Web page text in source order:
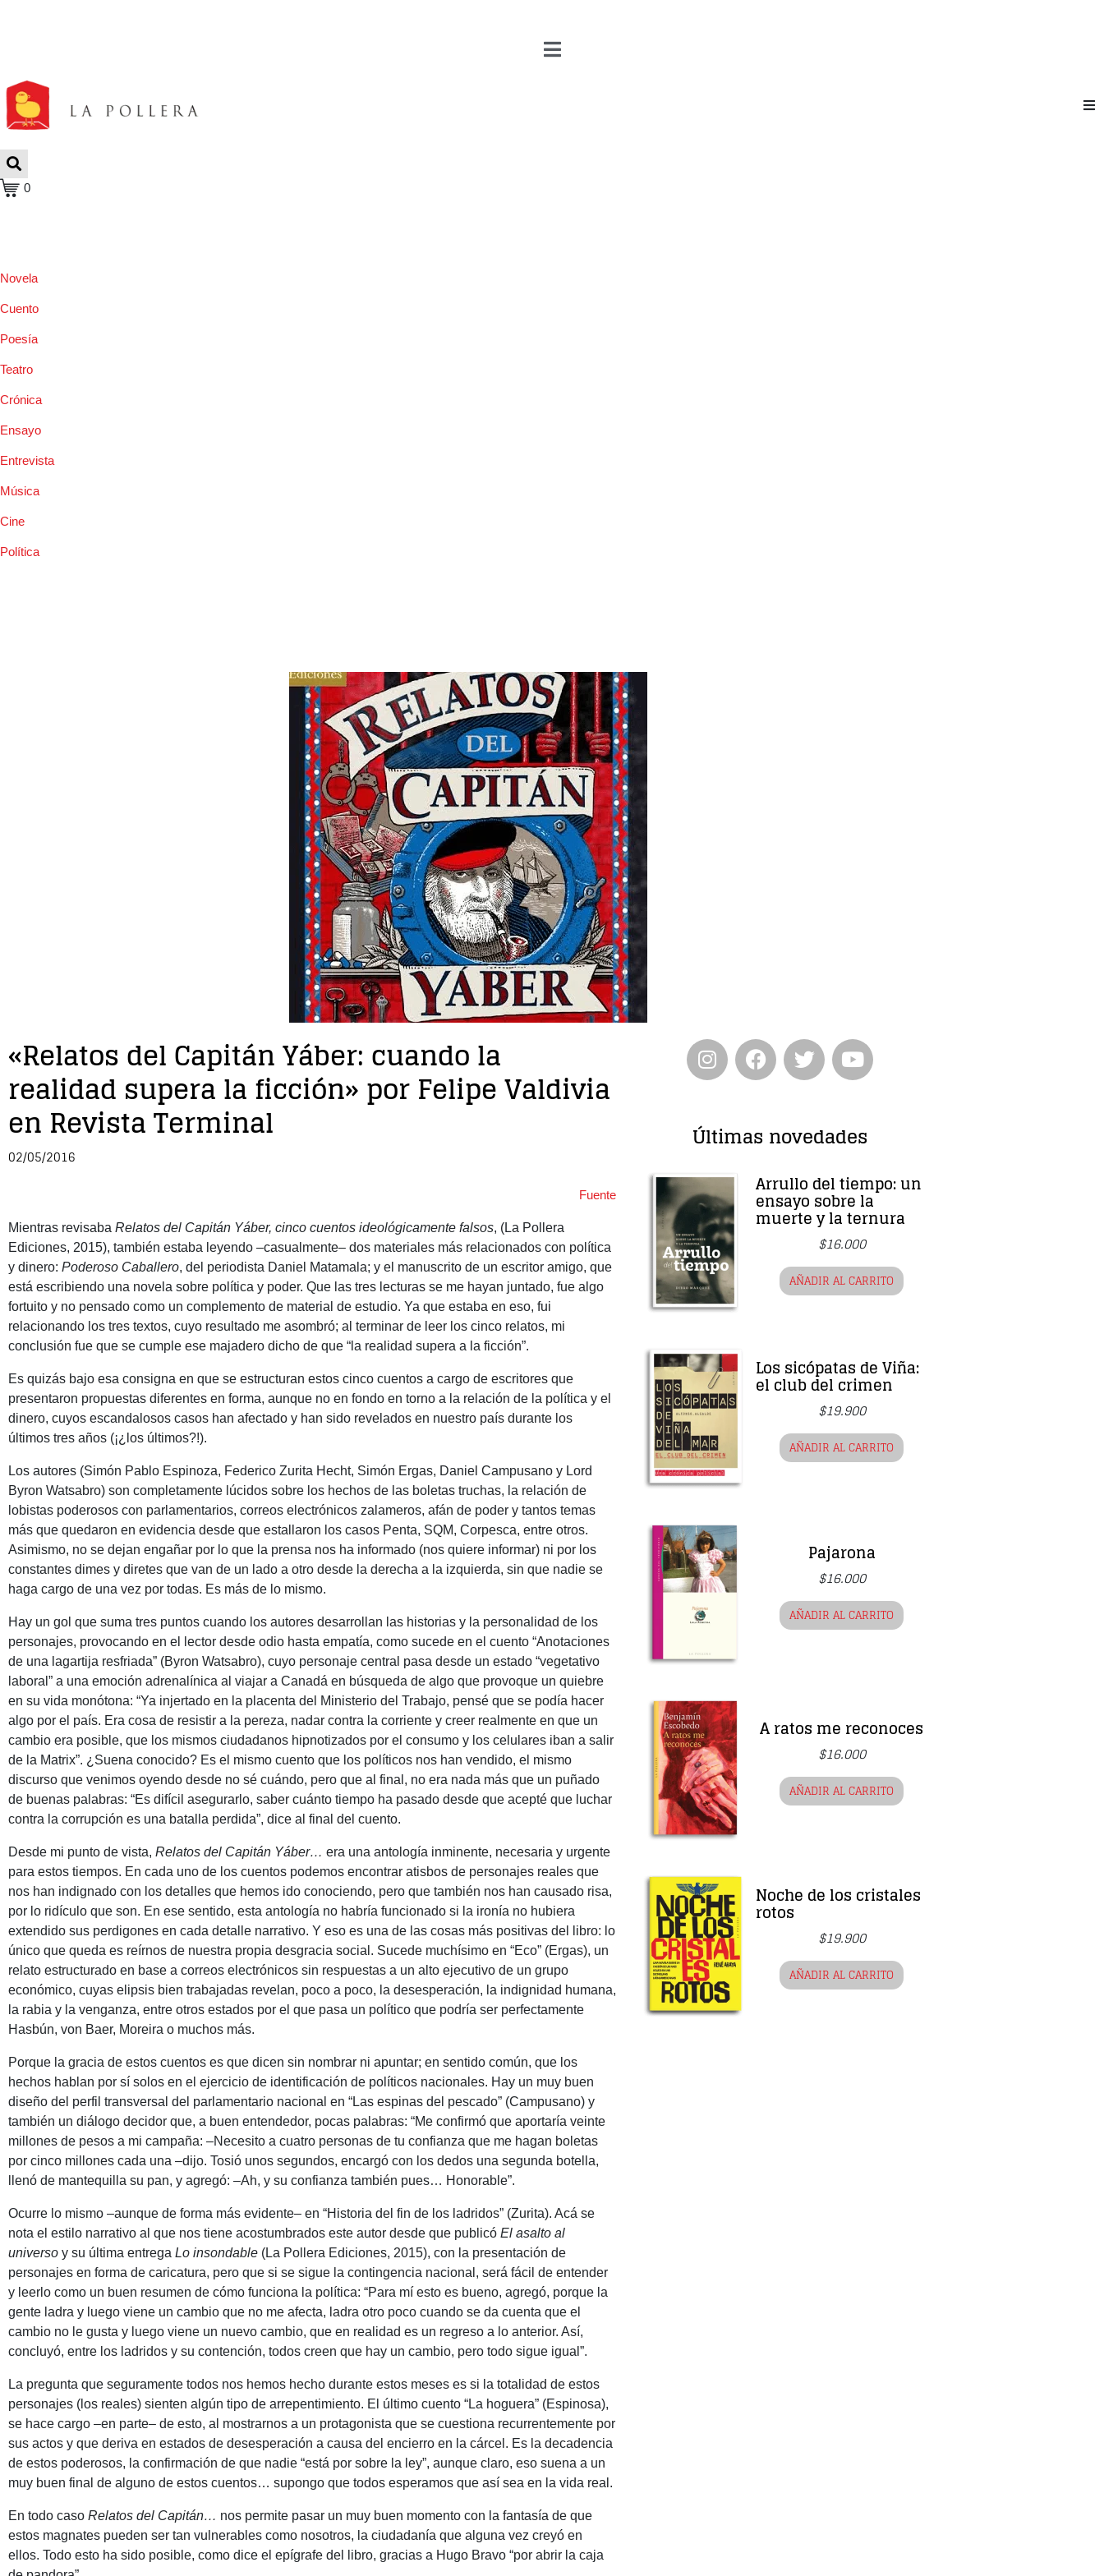
0
Novela
Cuento
Poesía
Teatro
Crónica
Ensayo
Entrevista
Música
Cine
Política
«Relatos del Capitán Yáber: cuando la
realidad supera la ficción» por Felipe Valdivia
en Revista Terminal
02/05/2016
Fuente
Mientras revisaba Relatos del Capitán Yáber, cinco cuentos ideológicamente falsos, (La Pollera
Ediciones, 2015), también estaba leyendo –casualmente– dos materiales más relacionados con política
y dinero: Poderoso Caballero, del periodista Daniel Matamala; y el manuscrito de un escritor amigo, que
está escribiendo una novela sobre política y poder. Que las tres lecturas se me hayan juntado, fue algo
fortuito y no pensado como un complemento de material de estudio. Ya que estaba en eso, fui
relacionando los tres textos, cuyo resultado me asombró; al terminar de leer los cinco relatos, mi
conclusión fue que se cumple ese majadero dicho de que “la realidad supera a la ficción”.
Es quizás bajo esa consigna en que se estructuran estos cinco cuentos a cargo de escritores que
presentaron propuestas diferentes en forma, aunque no en fondo en torno a la relación de la política y el
dinero, cuyos escandalosos casos han afectado y han sido revelados en nuestro país durante los
últimos tres años (¡¿los últimos?!).
Los autores (Simón Pablo Espinoza, Federico Zurita Hecht, Simón Ergas, Daniel Campusano y Lord
Byron Watsabro) son completamente lúcidos sobre los hechos de las boletas truchas, la relación de
lobistas poderosos con parlamentarios, correos electrónicos zalameros, afán de poder y tantos temas
más que quedaron en evidencia desde que estallaron los casos Penta, SQM, Corpesca, entre otros.
Asimismo, no se dejan engañar por lo que la prensa nos ha informado (nos quiere informar) ni por los
constantes dimes y diretes que van de un lado a otro desde la derecha a la izquierda, sin que nadie se
haga cargo de una vez por todas. Es más de lo mismo.
Hay un gol que suma tres puntos cuando los autores desarrollan las historias y la personalidad de los
personajes, provocando en el lector desde odio hasta empatía, como sucede en el cuento “Anotaciones
de una lagartija resfriada” (Byron Watsabro), cuyo personaje central pasa desde un estado “vegetativo
laboral” a una emoción adrenalínica al viajar a Canadá en búsqueda de algo que provoque un quiebre
en su vida monótona: “Ya injertado en la placenta del Ministerio del Trabajo, pensé que se podía hacer
algo por el país. Era cosa de resistir a la pereza, nadar contra la corriente y creer realmente en que un
cambio era posible, que los mismos ciudadanos hipnotizados por el consumo y los celulares iban a salir
de la Matrix”. ¿Suena conocido? Es el mismo cuento que los políticos nos han vendido, el mismo
discurso que venimos oyendo desde no sé cuándo, pero que al final, no era nada más que un puñado
de buenas palabras: “Es difícil asegurarlo, saber cuánto tiempo ha pasado desde que acepté que luchar
contra la corrupción es una batalla perdida”, dice al final del cuento.
Desde mi punto de vista, Relatos del Capitán Yáber… era una antología inminente, necesaria y urgente
para estos tiempos. En cada uno de los cuentos podemos encontrar atisbos de personajes reales que
nos han indignado con los detalles que hemos ido conociendo, pero que también nos han causado risa,
por lo ridículo que son. En ese sentido, esta antología no habría funcionado si la ironía no hubiera
extendido sus perdigones en cada detalle narrativo. Y eso es una de las cosas más positivas del libro: lo
único que queda es reírnos de nuestra propia desgracia social. Sucede muchísimo en “Eco” (Ergas), un
relato estructurado en base a correos electrónicos sin respuestas a un alto ejecutivo de un grupo
económico, cuyas elipsis bien trabajadas revelan, poco a poco, la desesperación, la indignidad humana,
la rabia y la venganza, entre otros estados por el que pasa un político que podría ser perfectamente
Hasbún, von Baer, Moreira o muchos más.
Porque la gracia de estos cuentos es que dicen sin nombrar ni apuntar; en sentido común, que los
hechos hablan por sí solos en el ejercicio de identificación de políticos nacionales. Hay un muy buen
diseño del perfil transversal del parlamentario nacional en “Las espinas del pescado” (Campusano) y
también un diálogo decidor que, a buen entendedor, pocas palabras: “Me confirmó que aportaría veinte
millones de pesos a mi campaña: –Necesito a cuatro personas de tu confianza que me hagan boletas
por cinco millones cada una –dijo. Tosió unos segundos, encargó con los dedos una segunda botella,
llenó de mantequilla su pan, y agregó: –Ah, y su confianza también pues… Honorable”.
Ocurre lo mismo –aunque de forma más evidente– en “Historia del fin de los ladridos” (Zurita). Acá se
nota el estilo narrativo al que nos tiene acostumbrados este autor desde que publicó El asalto al
universo y su última entrega Lo insondable (La Pollera Ediciones, 2015), con la presentación de
personajes en forma de caricatura, pero que si se sigue la contingencia nacional, será fácil de entender
y leerlo como un buen resumen de cómo funciona la política: “Para mí esto es bueno, agregó, porque la
gente ladra y luego viene un cambio que no me afecta, ladra otro poco cuando se da cuenta que el
cambio no le gusta y luego viene un nuevo cambio, que en realidad es un regreso a lo anterior. Así,
concluyó, entre los ladridos y su contención, todos creen que hay un cambio, pero todo sigue igual”.
La pregunta que seguramente todos nos hemos hecho durante estos meses es si la totalidad de estos
personajes (los reales) sienten algún tipo de arrepentimiento. El último cuento “La hoguera” (Espinosa),
se hace cargo –en parte– de esto, al mostrarnos a un protagonista que se cuestiona recurrentemente por
sus actos y que deriva en estados de desesperación a causa del encierro en la cárcel. Es la decadencia
de estos poderosos, la confirmación de que nadie “está por sobre la ley”, aunque claro, eso suena a un
muy buen final de alguno de estos cuentos… supongo que todos esperamos que así sea en la vida real.
En todo caso Relatos del Capitán… nos permite pasar un muy buen momento con la fantasía de que
estos magnates pueden ser tan vulnerables como nosotros, la ciudadanía que alguna vez creyó en
ellos. Todo esto ha sido posible, como dice el epígrafe del libro, gracias a Hugo Bravo “por abrir la caja
Últimas novedades
Arrullo del tiempo: un
ensayo sobre la
muerte y la ternura
$16.000
AÑADIR AL CARRITO
Los sicópatas de Viña:
el club del crimen
$19.900
AÑADIR AL CARRITO
Pajarona
$16.000
AÑADIR AL CARRITO
A ratos me reconoces
$16.000
AÑADIR AL CARRITO
Noche de los cristales
rotos
$19.900
AÑADIR AL CARRITO